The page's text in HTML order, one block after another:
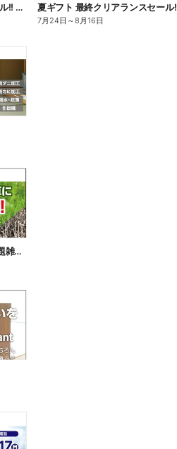
夏ギフト 最終クリアランスセール!! オモテ
7月24日 ～8月16日
バスタ液剤 ~枯れにくかった問題雑草に高い効果を発揮!~